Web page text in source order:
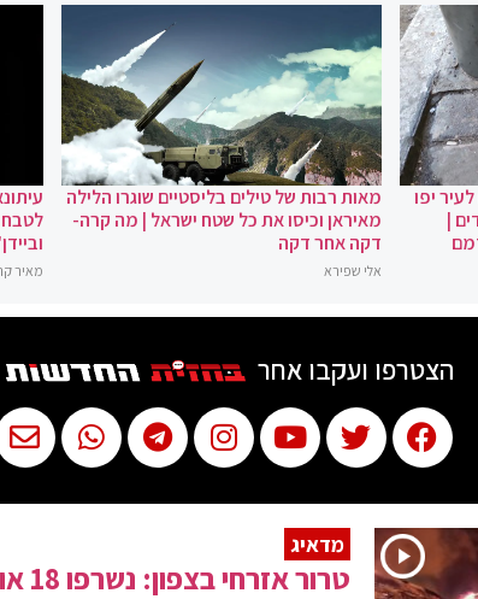
יפו
|
מאות רבות של טילים בליסטיים שוגרו הלילה
מאיראן וכיסו את כל שטח ישראל | מה קרה-
דקה אחר דקה
אלי שפירא
לטבח
מאיר
הצטרפו ועקבו אחר
מדאיג
טרור אזרחי בצפון: נשרפו 18 אוטובוסים